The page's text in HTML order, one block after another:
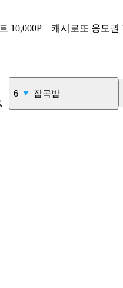
10,000P + 캐시로또 응모권
7 김밥